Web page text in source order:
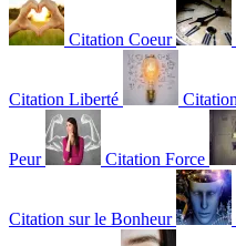
Citation Coeur
Citation Liberté
Peur Citation Force
Citation sur le Bonheur